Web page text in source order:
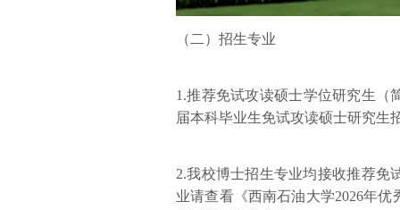
（二）招生专业
1.推荐免试攻读硕士学位研究生（
届本科毕业生免试攻读硕士研究生
2.我校博士招生专业均接收推荐免
业请查看《西南石油大学2026年